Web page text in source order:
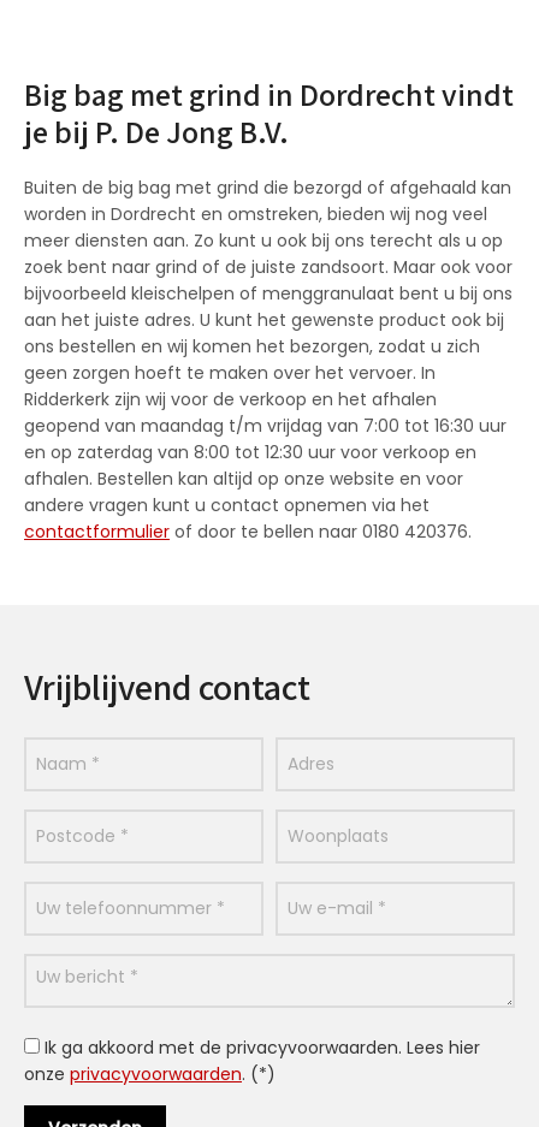
Big bag met grind in Dordrecht vindt
je bij P. De Jong B.V.
Buiten de big bag met grind die bezorgd of afgehaald kan
worden in Dordrecht en omstreken, bieden wij nog veel
meer diensten aan. Zo kunt u ook bij ons terecht als u op
zoek bent naar grind of de juiste zandsoort. Maar ook voor
bijvoorbeeld kleischelpen of menggranulaat bent u bij ons
aan het juiste adres. U kunt het gewenste product ook bij
ons bestellen en wij komen het bezorgen, zodat u zich
geen zorgen hoeft te maken over het vervoer. In
Ridderkerk zijn wij voor de verkoop en het afhalen
geopend van maandag t/m vrijdag van 7:00 tot 16:30 uur
en op zaterdag van 8:00 tot 12:30 uur voor verkoop en
afhalen. Bestellen kan altijd op onze website en voor
andere vragen kunt u contact opnemen via het
contactformulier of door te bellen naar 0180 420376.
Vrijblijvend contact
Ik ga akkoord met de privacyvoorwaarden. Lees hier
onze privacyvoorwaarden. (*)